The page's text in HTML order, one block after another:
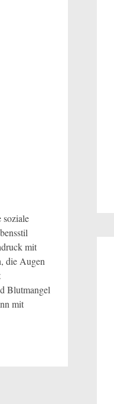
soziale
mit
die Augen
Blutmangel
mit